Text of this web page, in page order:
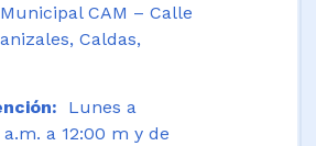
CAM – Calle
Caldas,
Lunes a
a 12:00 m y de